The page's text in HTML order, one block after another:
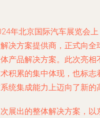
年北京国际汽车展览会
决方案提供商，正式向全
产品解决方案。此次亮
积累的集中体现，也标
统集成能力上迈向了新的
展出的整体解决方案，以